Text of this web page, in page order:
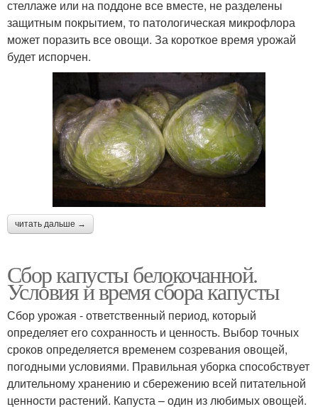
стеллаже или на поддоне все вместе, не разделены
защитным покрытием, то патологическая микрофлора
может поразить все овощи. За короткое время урожай
будет испорчен.
читать дальше →
Сбор капусты белокочанной.
Условия и время сбора капусты
Сбор урожая - ответственный период, который
определяет его сохранность и ценность. Выбор точных
сроков определяется временем созревания овощей,
погодными условиями. Правильная уборка способствует
длительному хранению и сбережению всей питательной
ценности растений. Капуста – один из любимых овощей.